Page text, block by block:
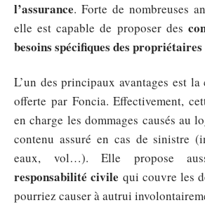
l’assurance. Forte de nombreuses
elle est capable de proposer des
besoins spécifiques des
L’un des principaux avantages est la
offerte par Foncia. Effectivement,
en charge les dommages causés au
contenu assuré en cas de sinistre
eaux, vol…). Elle propose
responsabilité civile qui couvre les
pourriez causer à autrui